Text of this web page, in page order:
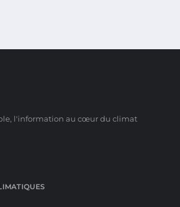
l'information au cœur du climat